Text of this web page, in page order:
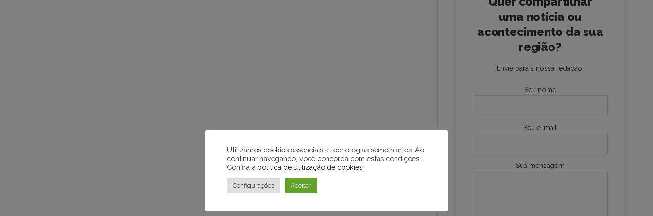
uma notícia ou
acontecimento da sua
região?
Envie para a nossa redação!
Seu nome
Seu e-mail
Sua mensagem
Utilizamos cookies essenciais e tecnologias semelhantes. Ao
continuar navegando, você concorda com estas condições.
Confira a política de utilização de cookies
Configurações Aceitar